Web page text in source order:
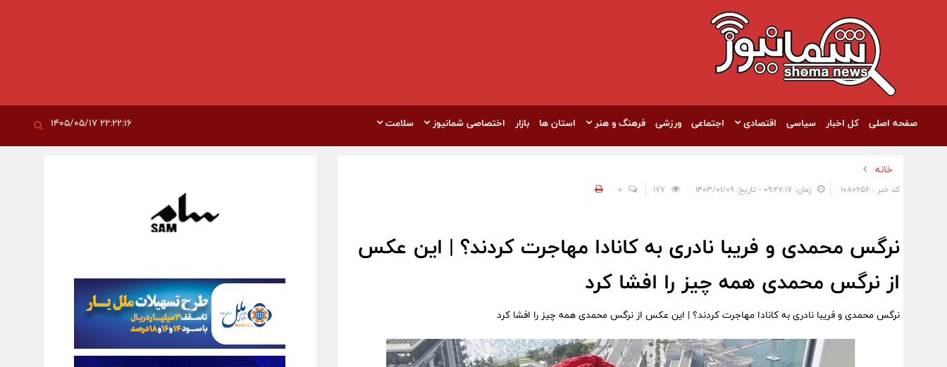
صفحه اصلی کل اخبار سیاسی اقتصادی اجتماعی ورزشی فرهنگ و هنر استان ها بازار اختصاصی شمانیوز سلامت
خانه
کد خبر : 1080656 زمان: ۰۹:۲۷:۱۷ - تاریخ: ۱۴۰۳/۰۱/۰۹ 0
نرگس محمدی و فریبا نادری به کانادا مهاجرت کردند؟ | این عکس
از نرگس محمدی همه چیز را افشا کرد
نرگس محمدی و فریبا نادری به کانادا مهاجرت کردند؟ | این عکس از نرگس محمدی همه چیز را افشا کرد